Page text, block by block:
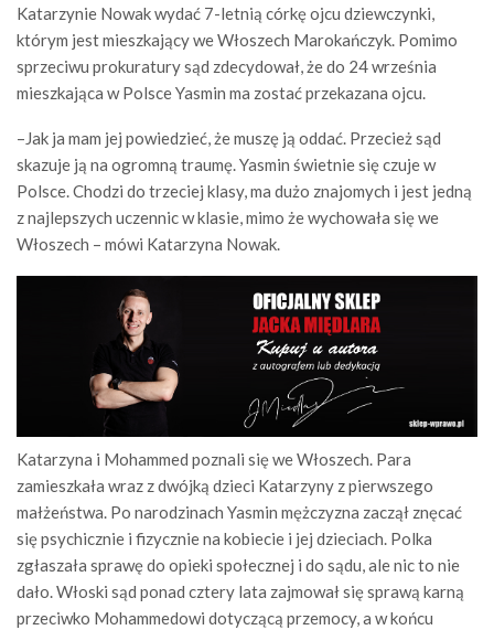
Katarzynie Nowak wydać 7-letnią córkę ojcu dziewczynki,
którym jest mieszkający we Włoszech Marokańczyk. Pomimo
sprzeciwu prokuratury sąd zdecydował, że do 24 września
mieszkająca w Polsce Yasmin ma zostać przekazana ojcu.
–Jak ja mam jej powiedzieć, że muszę ją oddać. Przecież sąd
skazuje ją na ogromną traumę. Yasmin świetnie się czuje w
Polsce. Chodzi do trzeciej klasy, ma dużo znajomych i jest jedną
z najlepszych uczennic w klasie, mimo że wychowała się we
Włoszech – mówi Katarzyna Nowak.
Katarzyna i Mohammed poznali się we Włoszech. Para
zamieszkała wraz z dwójką dzieci Katarzyny z pierwszego
małżeństwa. Po narodzinach Yasmin mężczyzna zaczął znęcać
się psychicznie i fizycznie na kobiecie i jej dzieciach. Polka
zgłaszała sprawę do opieki społecznej i do sądu, ale nic to nie
dało. Włoski sąd ponad cztery lata zajmował się sprawą karną
przeciwko Mohammedowi dotyczącą przemocy, a w końcu